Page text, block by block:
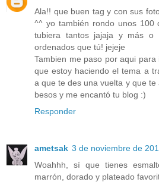
Ala!! que buen tag y con sus
^^ yo también rondo unos 100
tubiera tantos jajaja y más o
ordenados que tú! jejeje
Tambien me paso por aqui
que estoy haciendo el tema a
a que te des una vuelta y que
besos y me encantó tu blog :)
Responder
ametsak 3 de noviembre de
Woahhh, sí que tienes
marrón, dorado y plateado